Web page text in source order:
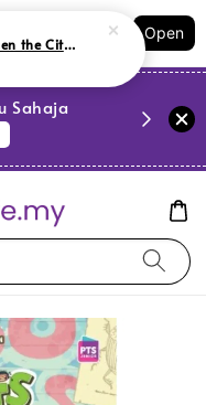
Order Open
Sahaja
[BOOKIUT] (EVSE): When the City Grew Verdant (L171, G1,PY21)